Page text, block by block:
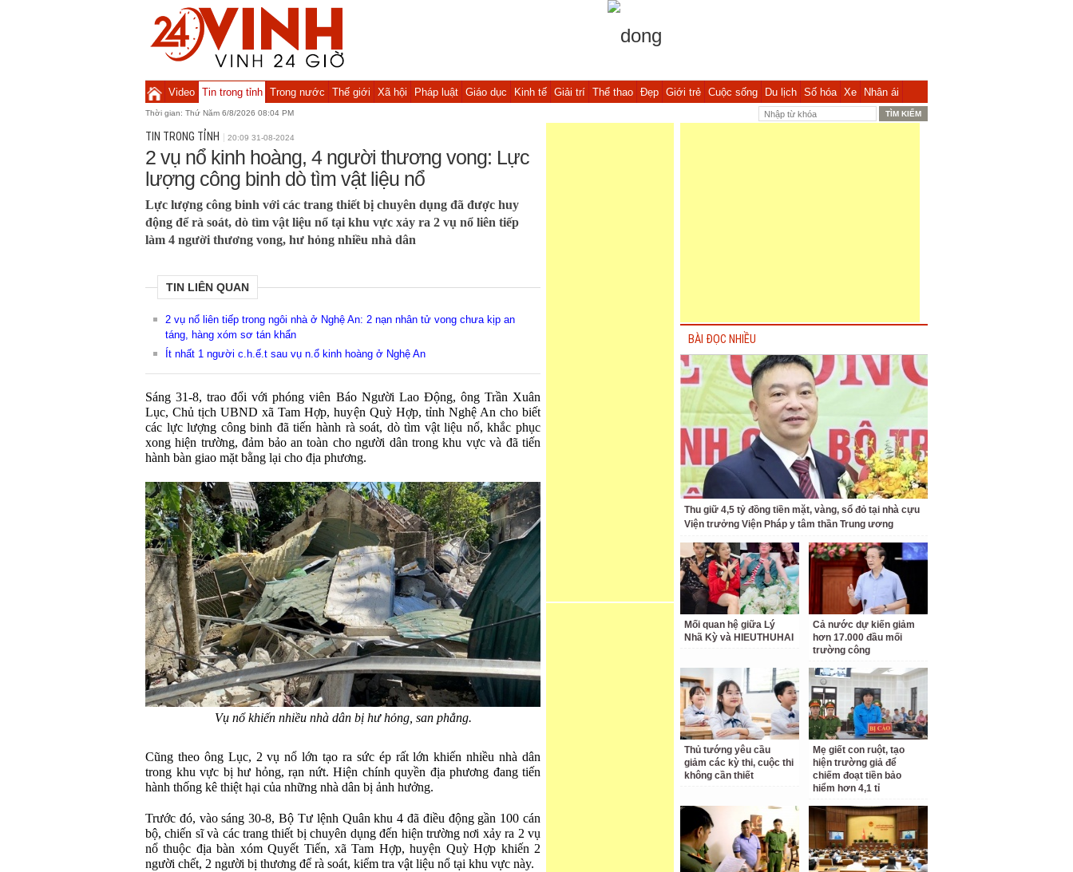
Video Tin trong tỉnh Trong nước Thế giới Xã hội Pháp luật Giáo dục Kinh tế Giải trí Thể thao Đẹp Giới trẻ Cuộc sống Du lịch Số hóa Xe Nhân ái
Thời gian: Thứ Năm 6/8/2026 08:04 PM
TIN TRONG TỈNH 20:09 31-08-2024
2 vụ nổ kinh hoàng, 4 người thương vong: Lực
lượng công binh dò tìm vật liệu nổ
Lực lượng công binh với các trang thiết bị chuyên dụng đã được huy
động để rà soát, dò tìm vật liệu nổ tại khu vực xảy ra 2 vụ nổ liên tiếp
làm 4 người thương vong, hư hỏng nhiều nhà dân
TIN LIÊN QUAN
2 vụ nổ liên tiếp trong ngôi nhà ở Nghệ An: 2 nạn nhân tử vong chưa kịp an
táng, hàng xóm sơ tán khẩn
Ít nhất 1 người c.h.ế.t sau vụ n.ổ kinh hoàng ở Nghệ An
Sáng 31-8, trao đổi với phóng viên Báo Người Lao Động, ông Trần Xuân
Lục, Chủ tịch UBND xã Tam Hợp, huyện Quỳ Hợp, tỉnh Nghệ An cho biết
các lực lượng công binh đã tiến hành rà soát, dò tìm vật liệu nổ, khắc phục
xong hiện trường, đảm bảo an toàn cho người dân trong khu vực và đã tiến
hành bàn giao mặt bằng lại cho địa phương.
Vụ nổ khiến nhiều nhà dân bị hư hỏng, san phẳng.
Cũng theo ông Lục, 2 vụ nổ lớn tạo ra sức ép rất lớn khiến nhiều nhà dân
trong khu vực bị hư hỏng, rạn nứt. Hiện chính quyền địa phương đang tiến
hành thống kê thiệt hại của những nhà dân bị ảnh hưởng.
Trước đó, vào sáng 30-8, Bộ Tư lệnh Quân khu 4 đã điều động gần 100 cán
bộ, chiến sĩ và các trang thiết bị chuyên dụng đến hiện trường nơi xảy ra 2 vụ
nổ thuộc địa bàn xóm Quyết Tiến, xã Tam Hợp, huyện Quỳ Hợp khiến 2
người chết, 2 người bị thương để rà soát, kiểm tra vật liệu nổ tại khu vực này.
BÀI ĐỌC NHIỀU
Thu giữ 4,5 tỷ đồng tiền mặt, vàng, sổ đỏ tại nhà cựu
Viện trưởng Viện Pháp y tâm thần Trung ương
Mối quan hệ giữa Lý
Nhã Kỳ và HIEUTHUHAI
Cả nước dự kiến giảm
hơn 17.000 đầu mối
trường công
Thủ tướng yêu cầu
giảm các kỳ thi, cuộc thi
không cần thiết
Mẹ giết con ruột, tạo
hiện trường giả để
chiếm đoạt tiền bảo
hiểm hơn 4,1 tỉ